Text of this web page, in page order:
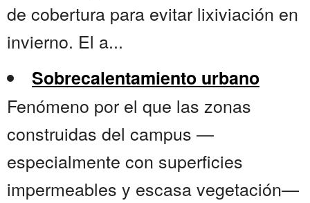
de cobertura para evitar lixiviación en
invierno. El a...
Sobrecalentamiento urbano
Fenómeno por el que las zonas
construidas del campus —
especialmente con superficies
impermeables y escasa vegetación—